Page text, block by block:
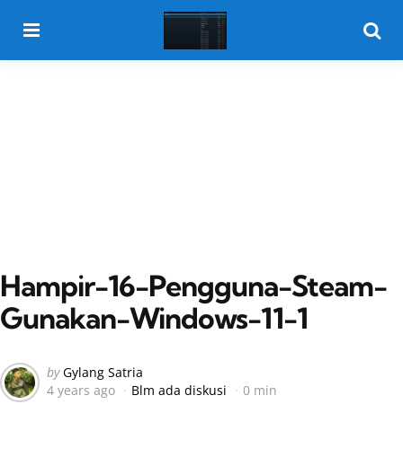
Hampir-16-Pengguna-Steam-
Gunakan-Windows-11-1
Posted
by
by Gylang Satria
4 years ago
Blm ada diskusi 0 min